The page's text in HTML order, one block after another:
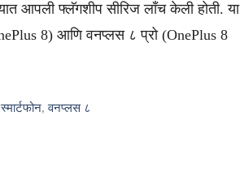
आपली फ्लॅगशीप सीरिज लाँच केली होती. या
8) आणि वनप्लस ८ प्रो (OnePlus 8
,वनप्लस ८